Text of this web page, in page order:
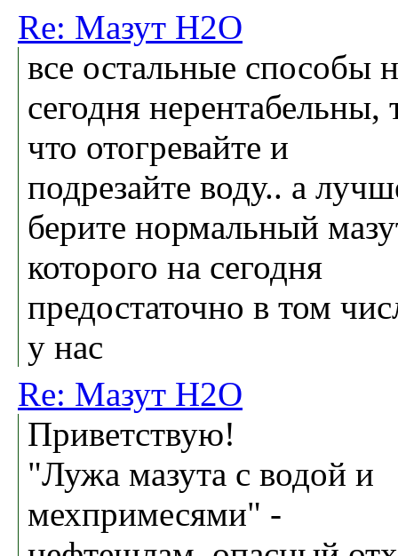
Re: Мазут H2O
все остальные способы
сегодня нерентабельны,
что отогревайте и
подрезайте воду.. а
берите нормальный
которого на сегодня
предостаточно в том
у нас
Re: Мазут H2O
Приветствую!
"Лужа мазута с водой и
мехпримесями" -